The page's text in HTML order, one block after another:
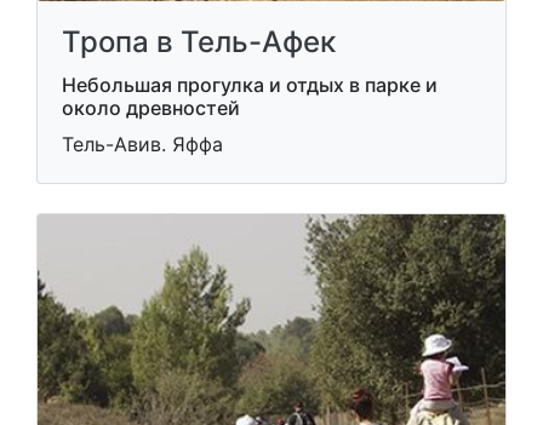
Тропа в Тель-Афек
Небольшая прогулка и отдых в парке и
около древностей
Тель-Авив. Яффа